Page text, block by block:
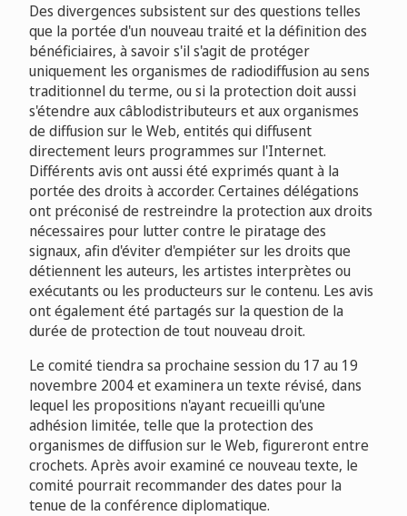
Des divergences subsistent sur des questions telles
que la portée d'un nouveau traité et la définition des
bénéficiaires, à savoir s'il s'agit de protéger
uniquement les organismes de radiodiffusion au sens
traditionnel du terme, ou si la protection doit aussi
s'étendre aux câblodistributeurs et aux organismes
de diffusion sur le Web, entités qui diffusent
directement leurs programmes sur l'Internet.
Différents avis ont aussi été exprimés quant à la
portée des droits à accorder. Certaines délégations
ont préconisé de restreindre la protection aux droits
nécessaires pour lutter contre le piratage des
signaux, afin d'éviter d'empiéter sur les droits que
détiennent les auteurs, les artistes interprètes ou
exécutants ou les producteurs sur le contenu. Les avis
ont également été partagés sur la question de la
durée de protection de tout nouveau droit.
Le comité tiendra sa prochaine session du 17 au 19
novembre 2004 et examinera un texte révisé, dans
lequel les propositions n'ayant recueilli qu'une
adhésion limitée, telle que la protection des
organismes de diffusion sur le Web, figureront entre
crochets. Après avoir examiné ce nouveau texte, le
comité pourrait recommander des dates pour la
tenue de la conférence diplomatique.